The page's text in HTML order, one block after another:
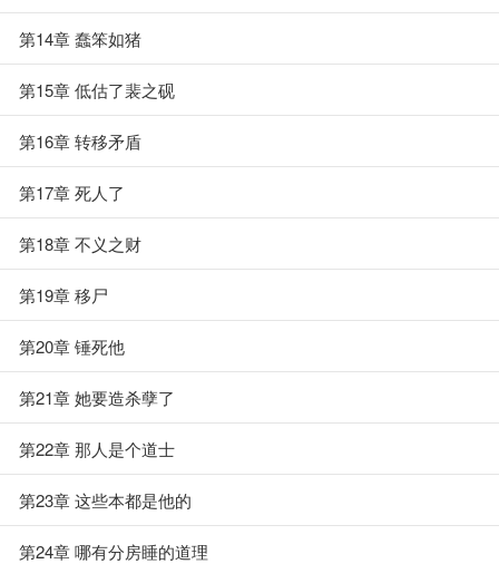
第14章 蠢笨如猪
第15章 低估了裴之砚
第16章 转移矛盾
第17章 死人了
第18章 不义之财
第19章 移尸
第20章 锤死他
第21章 她要造杀孽了
第22章 那人是个道士
第23章 这些本都是他的
第24章 哪有分房睡的道理